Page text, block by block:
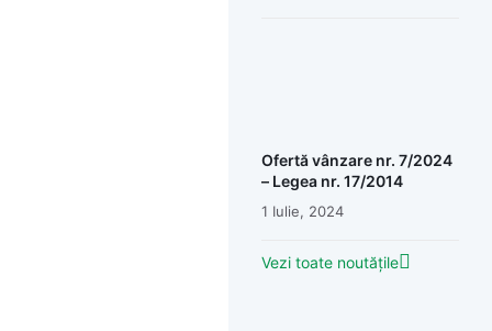
Ofertă vânzare nr. 7/2024
– Legea nr. 17/2014
1 Iulie, 2024
Vezi toate noutățile